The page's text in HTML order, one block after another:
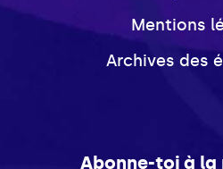
Mentions
Archives des
Abonne-toi à